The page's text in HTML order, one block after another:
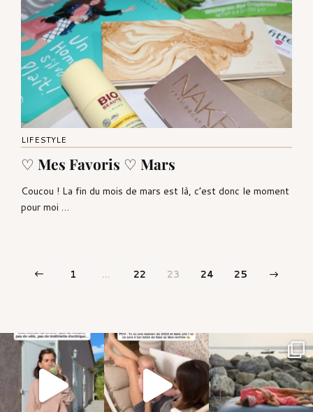
LIFESTYLE
♡ Mes Favoris ♡ Mars
Coucou ! La fin du mois de mars est là, c’est donc le moment
pour moi …
PaginationPage
1 … Page
22 Page
23 Page
24 Page
25